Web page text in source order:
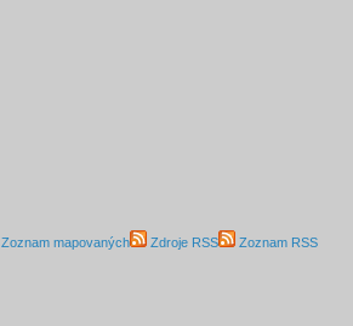
Zoznam mapovaných Zdroje RSS Zoznam RSS